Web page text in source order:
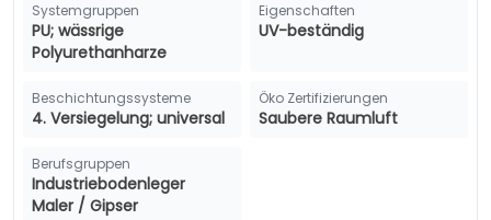
Systemgruppen
PU; wässrige
Polyurethanharze
Eigenschaften
UV-beständig
Beschichtungssysteme
4. Versiegelung; universal
Öko Zertifizierungen
Saubere Raumluft
Berufsgruppen
Industriebodenleger
Maler / Gipser